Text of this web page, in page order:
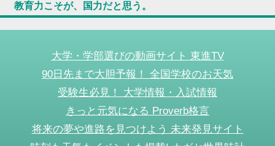
教育力こそが、国力だと思う。
大学・学部選びの動画サイト 東進TV
90日先まで大胆予報！ 全国学校のお天気
受験生必見！ 大学情報・入試情報
きっと元気になる Proverb格言
将来の夢や進路を見つけよう 未来発見サイト